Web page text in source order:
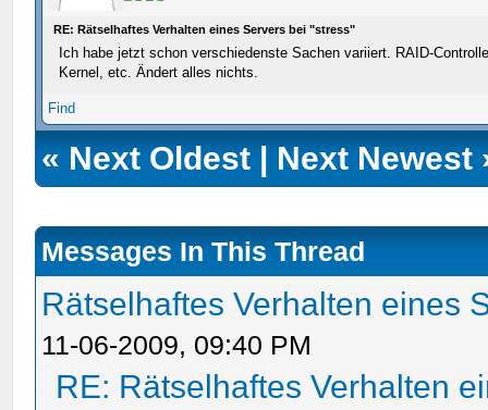
RE: Rätselhaftes Verhalten eines Servers bei "stress"
Ich habe jetzt schon verschiedenste Sachen variiert. RAID-
Kernel, etc. Ändert alles nichts.
Find
« Next Oldest | Next Newest
Messages In This Thread
Rätselhaftes Verhalten eines
11-06-2009, 09:40 PM
RE: Rätselhaftes Verhalten